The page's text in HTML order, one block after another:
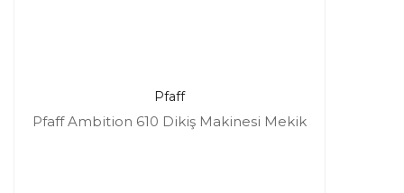
Pfaff
Pfaff Ambition 610 Dikiş Makinesi Mekik